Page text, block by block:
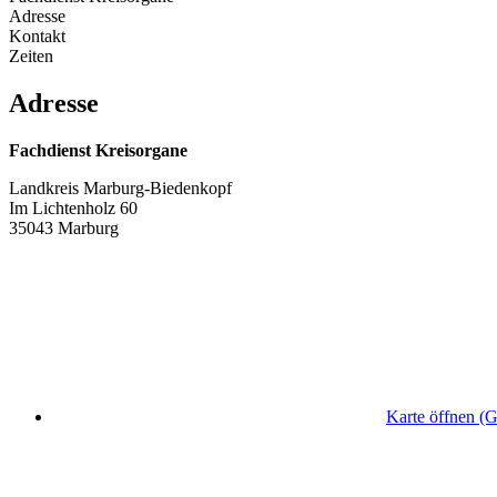
Adresse
Kontakt
Zeiten
Adresse
Fachdienst Kreisorgane
Landkreis Marburg-Biedenkopf
Im Lichtenholz 60
35043 Marburg
Karte öffnen